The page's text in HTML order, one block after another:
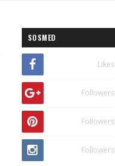
SOSMED
Likes
Followers
Followers
Followers